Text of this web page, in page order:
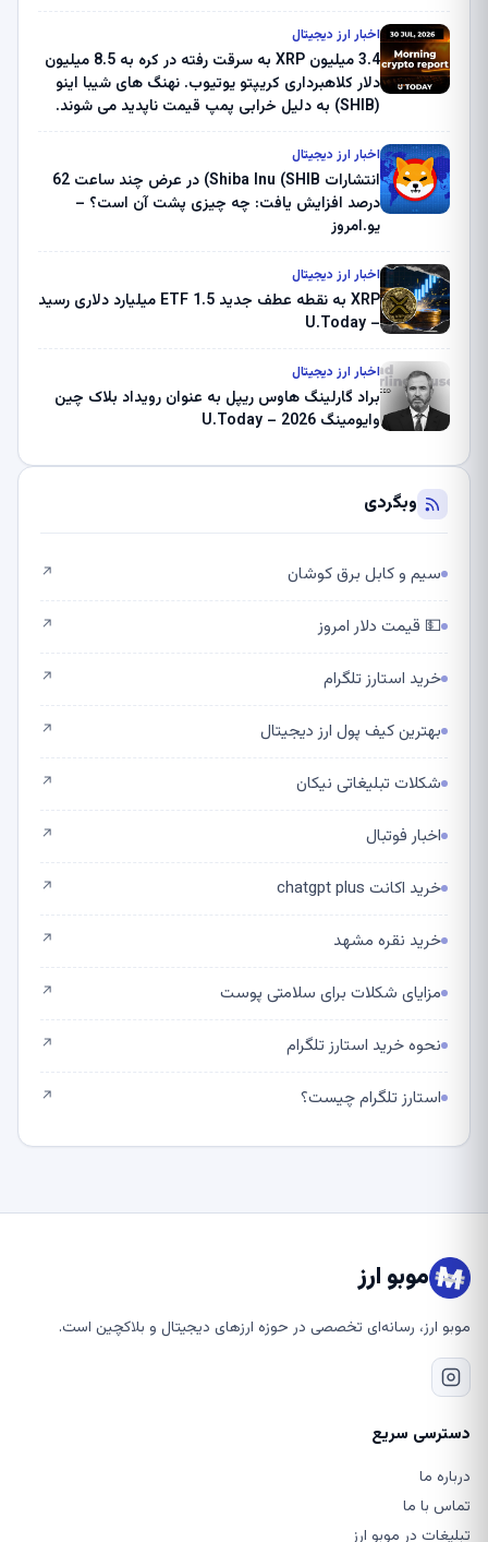
اخبار ارز دیجیتال
3.4 میلیون XRP به سرقت رفته در کره به 8.5 میلیون
دلار کلاهبرداری کریپتو یوتیوب. نهنگ های شیبا اینو
(SHIB) به دلیل خرابی پمپ قیمت ناپدید می شوند.
ثبت کرد – گزارش کریپتو صبح – U.Today
اخبار ارز دیجیتال
انتشارات Shiba Inu (SHIB) در عرض چند ساعت 62
درصد افزایش یافت: چه چیزی پشت آن است؟ –
یو.امروز
اخبار ارز دیجیتال
XRP به نقطه عطف جدید ETF 1.5 میلیارد دلاری رسید
– U.Today
اخبار ارز دیجیتال
براد گارلینگ هاوس ریپل به عنوان رویداد بلاک چین
وایومینگ 2026 – U.Today
وبگردی
سیم و کابل برق کوشان ↗
💵 قیمت دلار امروز ↗
خرید استارز تلگرام ↗
بهترین کیف پول ارز دیجیتال ↗
شکلات تبلیغاتی نیکان ↗
اخبار فوتبال ↗
خرید اکانت chatgpt plus ↗
خرید نقره مشهد ↗
مزایای شکلات برای سلامتی پوست ↗
نحوه خرید استارز تلگرام ↗
استارز تلگرام چیست؟ ↗
موبو ارز
موبو ارز، رسانه‌ای تخصصی در حوزه ارزهای دیجیتال و بلاکچین است.
دسترسی سریع
درباره ما
تماس با ما
تبلیغات در موبو ارز